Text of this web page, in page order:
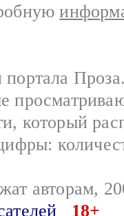
который
авторам,
18+